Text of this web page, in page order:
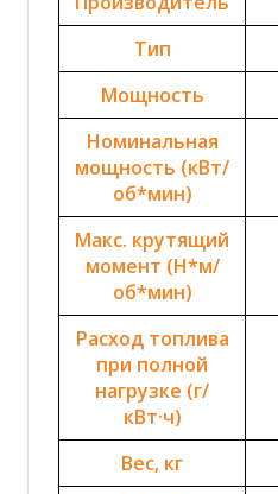
Тип
Мощность
Номинальная
мощность (кВт/
об*мин)
Макс. крутящий
момент (Н*м/
об*мин)
Расход топлива
при полной
нагрузке (г/
кВт·ч)
Вес, кг